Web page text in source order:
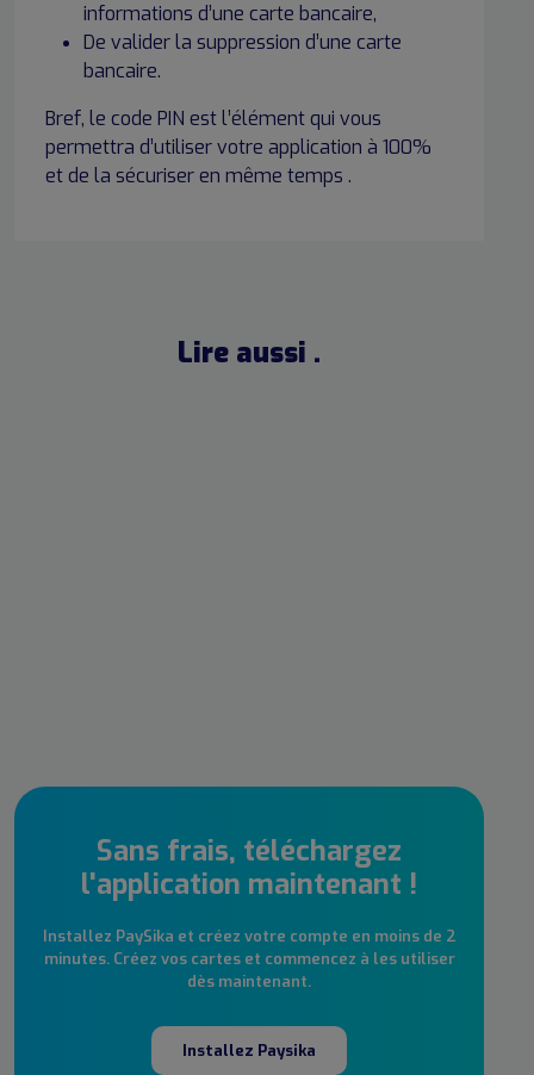
informations d’une carte bancaire,
De valider la suppression d’une carte
bancaire.
Bref, le code PIN est l’élément qui vous
permettra d’utiliser votre application à 100%
et de la sécuriser en même temps .
Lire aussi .
Sans frais, téléchargez
l'application maintenant !
Installez PaySika et créez votre compte en moins de 2
minutes. Créez vos cartes et commencez à les utiliser
dès maintenant.
Installez Paysika